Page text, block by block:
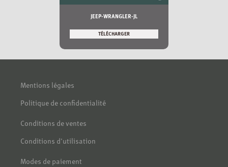
JEEP-WRANGLER-JL
TÉLÉCHARGER
Mentions légales
Politique de confidentialité
Conditions de ventes
Conditions d'utilisation
Modes de paiement